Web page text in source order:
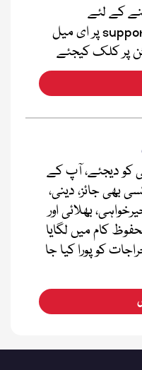
کے لئے
support@dawateislami.net پر ای میل
پر کلک کیجئے
کو دیجئے، آپ کے
بھی جائز، دینی،
بھلائی اور
کام میں لگایا
کو پورا کیا جا